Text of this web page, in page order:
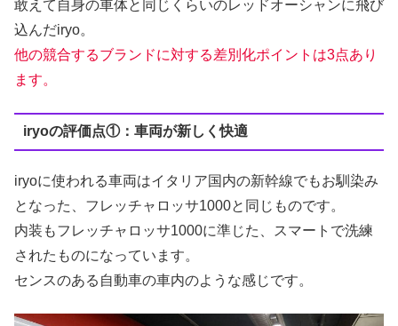
敢えて自身の車体と同じくらいのレッドオーシャンに飛び
込んだiryo。
他の競合するブランドに対する差別化ポイントは3点あり
ます。
iryoの評価点①：車両が新しく快適
iryoに使われる車両はイタリア国内の新幹線でもお馴染み
となった、フレッチャロッサ1000と同じものです。
内装もフレッチャロッサ1000に準じた、スマートで洗練
されたものになっています。
センスのある自動車の車内のような感じです。